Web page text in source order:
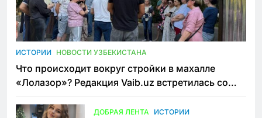
ИСТОРИИ НОВОСТИ УЗБЕКИСТАНА
Что происходит вокруг стройки в махалле
«Лолазор»? Редакция Vaib.uz встретилась со
ДОБРАЯ ЛЕНТА ИСТОРИИ